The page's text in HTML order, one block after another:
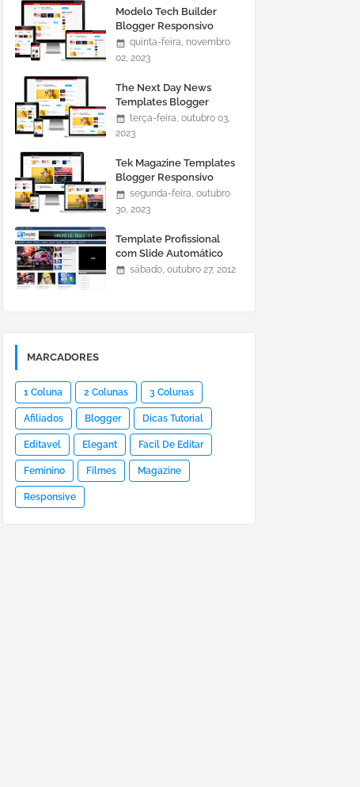
Modelo Tech Builder
Blogger Responsivo
quinta-feira, novembro
02, 2023
The Next Day News
Templates Blogger
Responsivo
terça-feira, outubro 03,
2023
Tek Magazine Templates
Blogger Responsivo
segunda-feira, outubro
30, 2023
Template Profissional
com Slide Automático
0465sábado, outubro 27, 2012
MARCADORES
1 Coluna 2 Colunas 3 Colunas
Afiliados Blogger Dicas Tutorial
Editavel Elegant Facil De Editar
Feminino Filmes Magazine
Responsive